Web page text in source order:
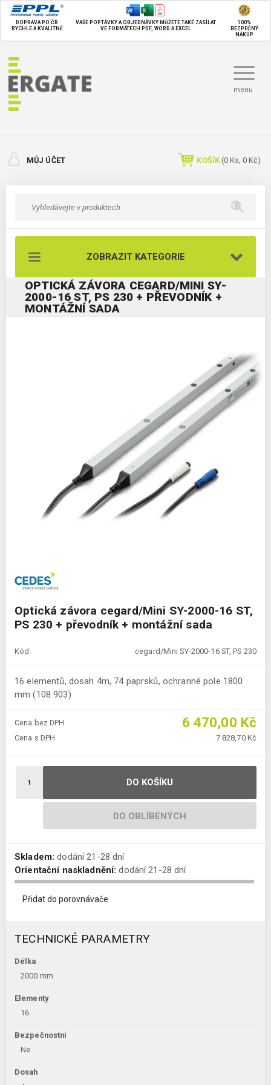
DOPRAVA PO ČR
RYCHLE A KVALITNĚ
VAŠE POPTÁVKY A OBJEDNÁVKY MŮŽETE TAKÉ ZASÍLAT
VE FORMÁTECH PDF, WORD A EXCEL
100%
BEZPEČNÝ
NÁKUP
menu
MŮJ ÚČET KOŠÍK (0 Ks, 0 Kč)
ZOBRAZIT KATEGORIE
OPTICKÁ ZÁVORA CEGARD/MINI SY-
2000-16 ST, PS 230 + PŘEVODNÍK +
MONTÁŽNÍ SADA
Optická závora cegard/Mini SY-2000-16 ST,
PS 230 + převodník + montážní sada
Kód: cegard/Mini SY-2000-16 ST, PS 230
16 elementů, dosah 4m, 74 paprsků, ochranné pole 1800
mm (108 903)
Cena bez DPH 6 470,00 Kč
Cena s DPH 7 828,70 Kč
DO KOŠÍKU
DO OBLÍBENÝCH
Skladem: dodání 21-28 dní
Orientační naskladnění: dodání 21-28 dní
Přidat do porovnávače
TECHNICKÉ PARAMETRY
Délka
2000 mm
Elementy
16
Bezpečnostní
Ne
Dosah